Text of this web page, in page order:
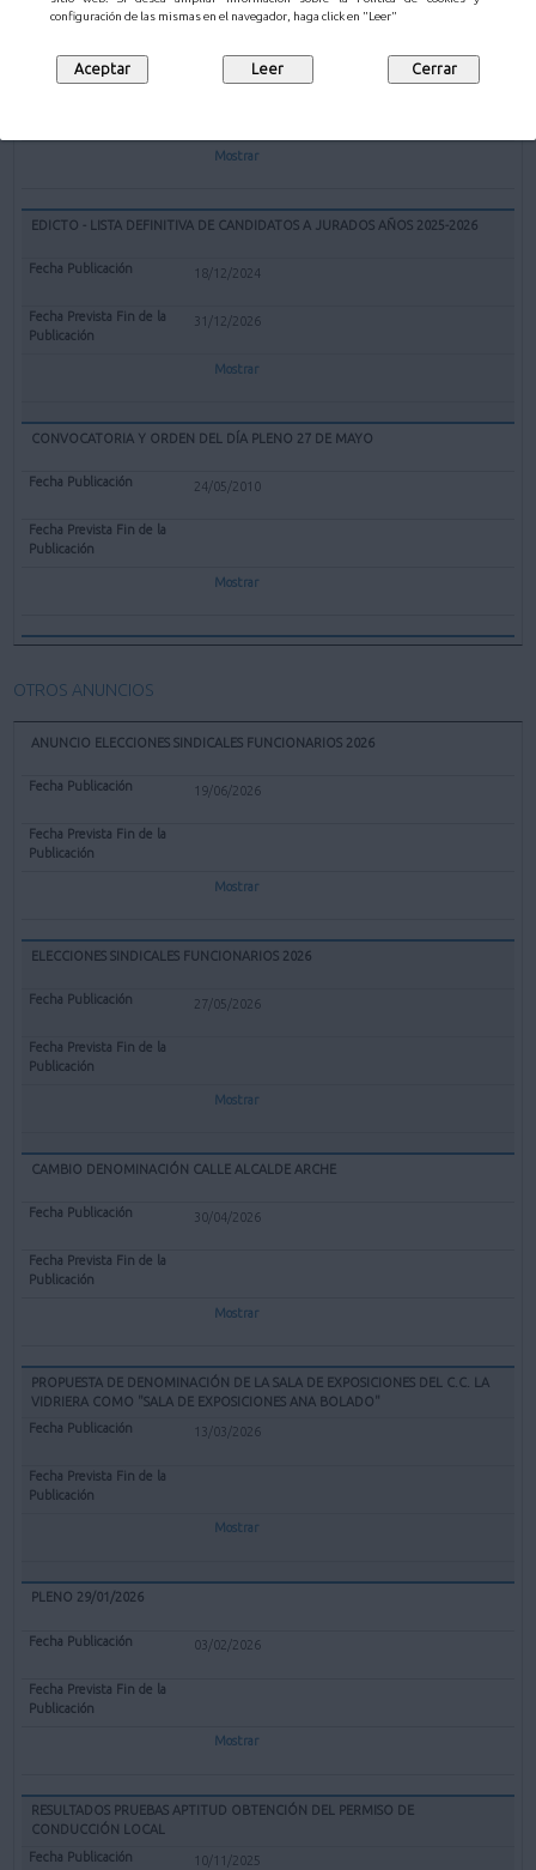
configuración de las mismas en el navegador, haga click en "Leer"
EXPEDIENTE REDENOMINACIÓN BOLERA CUBIERTA "EL PARQUE" DE
12/02/2025
Mostrar
EDICTO - LISTA DEFINITIVA DE CANDIDATOS A JURADOS AÑOS 2025-2026
18/12/2024
31/12/2026
Mostrar
CONVOCATORIA Y ORDEN DEL DÍA PLENO 27 DE MAYO
24/05/2010
Mostrar
OTROS ANUNCIOS
ANUNCIO ELECCIONES SINDICALES FUNCIONARIOS 2026
19/06/2026
Mostrar
ELECCIONES SINDICALES FUNCIONARIOS 2026
27/05/2026
Mostrar
CAMBIO DENOMINACIÓN CALLE ALCALDE ARCHE
30/04/2026
Mostrar
PROPUESTA DE DENOMINACIÓN DE LA SALA DE EXPOSICIONES DEL C.C. LA
VIDRIERA COMO "SALA DE EXPOSICIONES ANA BOLADO"
13/03/2026
Mostrar
PLENO 29/01/2026
03/02/2026
Mostrar
RESULTADOS PRUEBAS APTITUD OBTENCIÓN DEL PERMISO DE
CONDUCCIÓN LOCAL
10/11/2025